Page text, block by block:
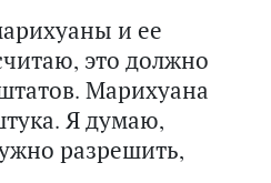
и ее
это должно
Марихуана
Я думаю,
разрешить,